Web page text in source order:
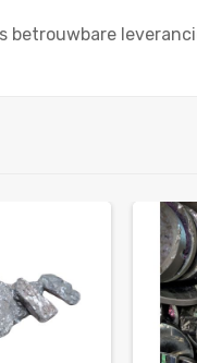
betrouwbare